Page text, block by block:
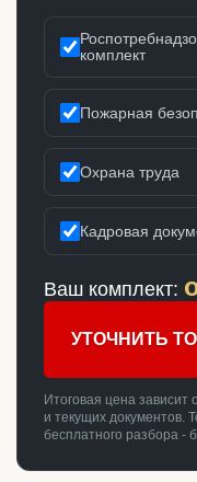
комплект
Пожарная
Охрана труда
Кадровая
Ваш комплект:
УТОЧНИТЬ
Итоговая цена
и текущих документов.
бесплатного разбора -